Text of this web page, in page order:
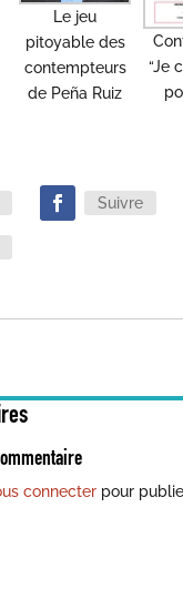
Le jeu
pitoyable des
contempteurs
de Peña Ruiz
“Je
Suivre
connecterpour